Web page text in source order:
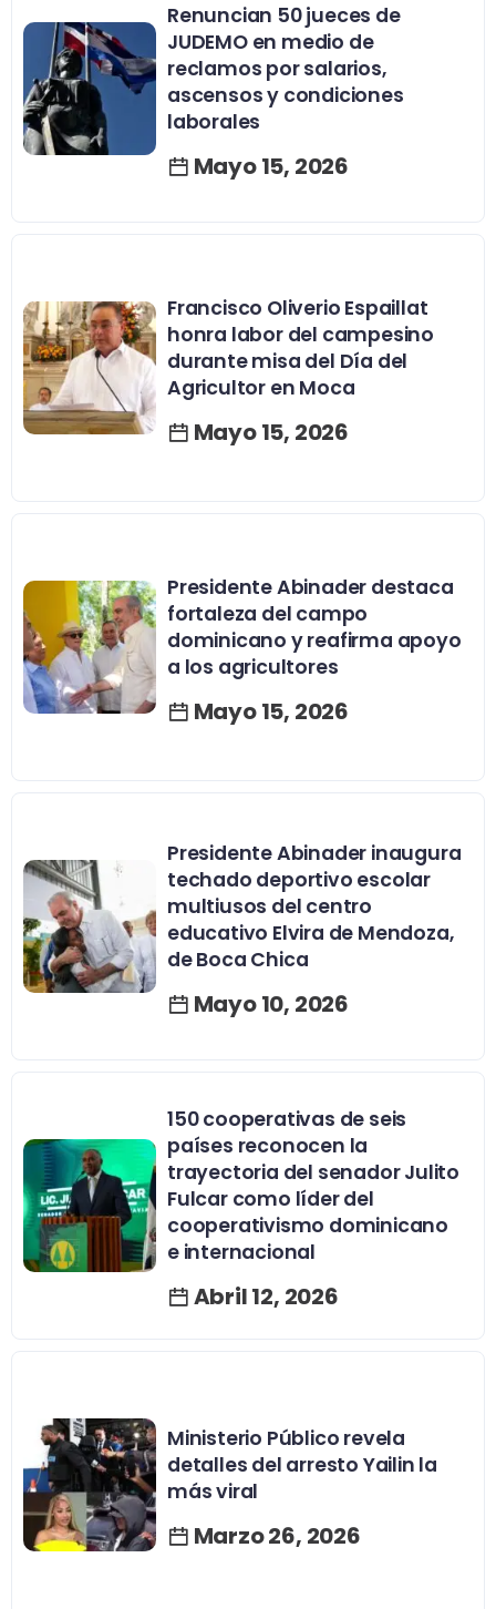
Renuncian 50 jueces de
JUDEMO en medio de
reclamos por salarios,
ascensos y condiciones
laborales
Mayo 15, 2026
Francisco Oliverio Espaillat
honra labor del campesino
durante misa del Día del
Agricultor en Moca
Mayo 15, 2026
Presidente Abinader destaca
fortaleza del campo
dominicano y reafirma apoyo
a los agricultores
Mayo 15, 2026
Presidente Abinader inaugura
techado deportivo escolar
multiusos del centro
educativo Elvira de Mendoza,
de Boca Chica
Mayo 10, 2026
150 cooperativas de seis
países reconocen la
trayectoria del senador Julito
Fulcar como líder del
cooperativismo dominicano
e internacional
Abril 12, 2026
Ministerio Público revela
detalles del arresto Yailin la
más viral
Marzo 26, 2026